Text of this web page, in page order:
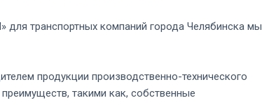
транспортных компаний города Челябинска мы
продукции производственно-технического
такими как, собственные